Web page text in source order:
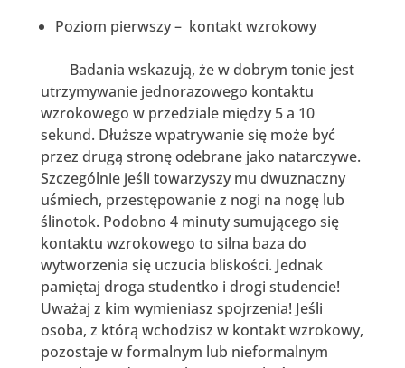
Poziom pierwszy – kontakt wzrokowy
Badania wskazują, że w dobrym tonie jest
utrzymywanie jednorazowego kontaktu
wzrokowego w przedziale między 5 a 10
sekund. Dłuższe wpatrywanie się może być
przez drugą stronę odebrane jako natarczywe.
Szczególnie jeśli towarzyszy mu dwuznaczny
uśmiech, przestępowanie z nogi na nogę lub
ślinotok. Podobno 4 minuty sumującego się
kontaktu wzrokowego to silna baza do
wytworzenia się uczucia bliskości. Jednak
pamiętaj droga studentko i drogi studencie!
Uważaj z kim wymieniasz spojrzenia! Jeśli
osoba, z którą wchodzisz w kontakt wzrokowy,
pozostaje w formalnym lub nieformalnym